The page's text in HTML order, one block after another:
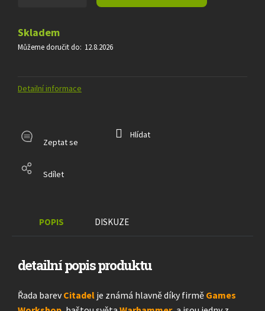
Skladem
Můžeme doručit do: 12.8.2026
Detailní informace
Zeptat se
Hlídat
Sdílet
POPIS DISKUZE
detailní popis produktu
Řada barevCitadel je známá hlavně díky firmě Games